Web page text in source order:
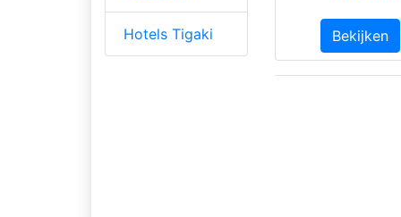
Bekijken
Hotels Tigaki